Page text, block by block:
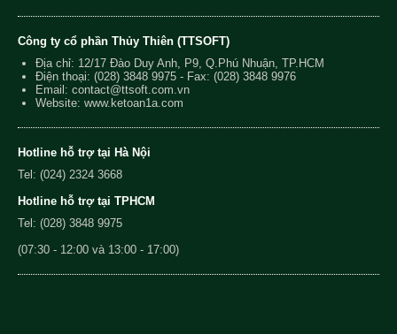
Công ty cổ phần Thủy Thiên (TTSOFT)
Địa chỉ: 12/17 Đào Duy Anh, P9, Q.Phú Nhuận, TP.HCM
Điện thoại: (028) 3848 9975 - Fax: (028) 3848 9976
Email: contact@ttsoft.com.vn
Website: www.ketoan1a.com
Hotline hỗ trợ tại Hà Nội
Tel: (024) 2324 3668
Hotline hỗ trợ tại TPHCM
Tel: (028) 3848 9975
(07:30 - 12:00 và 13:00 - 17:00)